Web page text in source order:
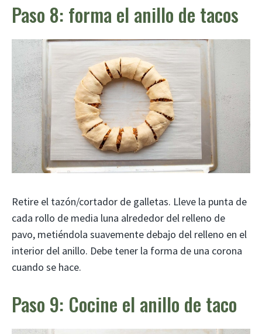
Paso 8: forma el anillo de tacos
Retire el tazón/cortador de galletas. Lleve la punta de
cada rollo de media luna alrededor del relleno de
pavo, metiéndola suavemente debajo del relleno en el
interior del anillo. Debe tener la forma de una corona
cuando se hace.
Paso 9: Cocine el anillo de taco